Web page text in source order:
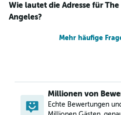
Wie lautet die Adresse für
Angeles?
Mehr häufige
Millionen von
Echte Bewertungen